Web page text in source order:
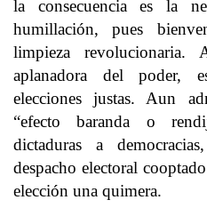
la consecuencia es la
humillación, pues
limpieza
aplanadora del poder,
elecciones justas. Aun
“efecto baranda o
dictaduras a
despacho electoral
elección una quimera.